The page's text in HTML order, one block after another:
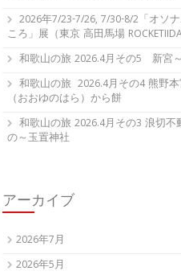
2026年7/23-7/26, 7/30-8/2「オソ
ころ」展（東京 高田馬場
和歌山の旅 2026.4月その5 新宮
和歌山の旅 2026.4月その4 熊野
（おおゆのはら）から餅
和歌山の旅 2026.4月その3 浪切不
の～玉置神社
アーカイブ
2026年7月
2026年5月